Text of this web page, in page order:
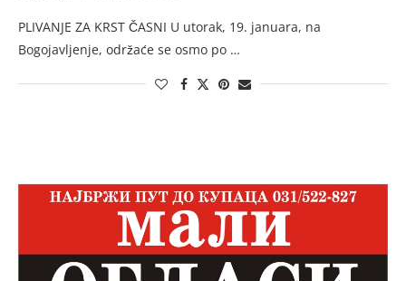
PLIVANJE ZA KRST ČASNI U utorak, 19. januara, na
Bogojavljenje, održaće se osmo po …